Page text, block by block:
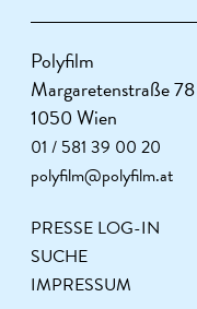
Polyfilm
Margaretenstraße 78
1050 Wien
01 / 581 39 00 20
polyfilm@polyfilm.at
PRESSE LOG-IN
SUCHE
IMPRESSUM